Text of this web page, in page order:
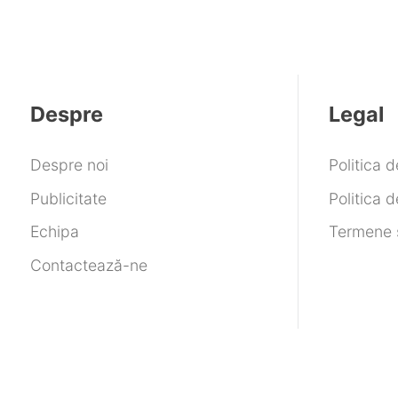
Despre
Despre noi
Publicitate
Echipa
Contactează-ne
Legal
Politica
Politica
Termene